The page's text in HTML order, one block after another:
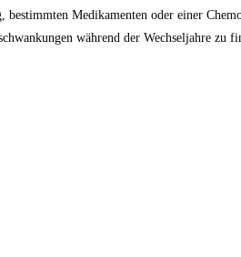
Medikamenten oder einer
während der Wechseljahre zu